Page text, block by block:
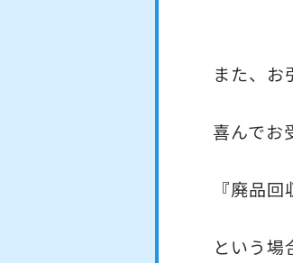
また、お
喜んでお
『廃品
という場